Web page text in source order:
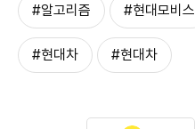
#알고리즘 #현대모비스
#현대차 #현대차